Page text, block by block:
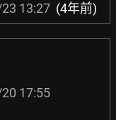
13:27 (4年前)
17:55